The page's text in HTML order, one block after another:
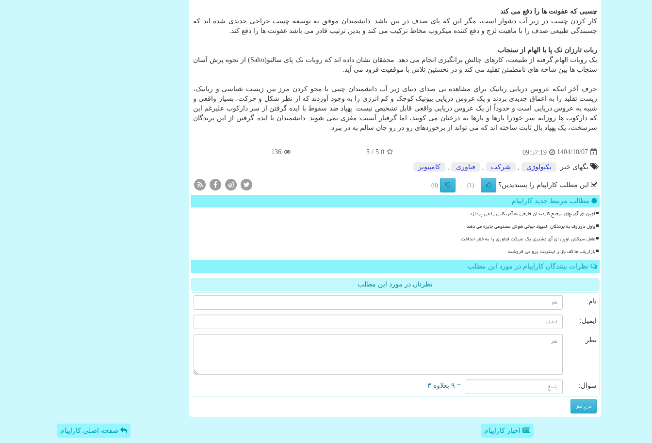
چسبی که عفونت ها را دفع می کند
کار کردن چسب در زیر آب دشوار است، مگر این که پای صدف در بین باشد. دانشمندان موفق به توسعه چسب جراحی جدیدی شده اند که
چسبندگی طبیعی صدف را با ماهیت لزج و دفع کننده میکروب مخاط ترکیب می کند و بدین ترتیب قادر می باشد عفونت ها را دفع کند.
ربات تارزان تک پا با الهام از سنجاب
یک روبات الهام گرفته از طبیعت، کارهای چالش برانگیزی انجام می دهد. محققان نشان داده اند که روبات تک پای سالتو(Salto) از نحوه پرش آسان
سنجاب ها بین شاخه های نامطمئن تقلید می کند و در نخستین تلاش با موفقیت فرود می آید.
حرف آخر اینکه عروس دریایی رباتیک برای مشاهده بی صدای دنیای زیر آب دانشمندان چینی با محو کردن مرز بین زیست شناسی و رباتیک،
زیست تقلید را به اعماق جدیدی بردند و یک عروس دریایی بیونیک کوچک و کم انرژی را به وجود آوردند که از نظر شکل و حرکت، بسیار واقعی و
شبیه به عروس دریایی است و حدوداً از یک عروس دریایی واقعی قابل تشخیص نیست. پهپاد ضد سقوط با ایده گرفتن از سر دارکوب علیرغم این
که دارکوب ها روزانه سر خودرا بارها و بارها به درختان می کوبند، اما گرفتار آسیب مغزی نمی شوند. دانشمندان با ایده گرفتن از این پرندگان
سرسخت، یک پهپاد بال ثابت ساخته اند که می تواند از برخوردهای رو در رو جان سالم به در ببرد.
1404/10/07
09:57:19
5.0
/ 5
136
تگهای خبر: تكنولوژی شركت فناوری كامپیوتر
این مطلب کاراپیام را پسندیدین؟ (1)
(0)
مطالب مرتبط جدید کاراپیام
اوپن ای آی بهای ترجیح کارمندان خارجی به آمریکایی را می پردازد
پاول دوروف به برندگان المپیاد جهانی هوش مصنوعی جایزه می دهد
عامل سرکش اوپن ای آی مشتری یک شرکت فناوری را به خطر انداخت
بازاریاب ها کف بازار اینترنت پرو می فروشند
نظرات بینندگان کاراپیام در مورد این مطلب
نظرتان در مورد این مطلب
نام:
ایمیل:
نظر:
سوال: = ۹ بعلاوه ۳
اخبار کاراپیام صفحه اصلی کاراپیام